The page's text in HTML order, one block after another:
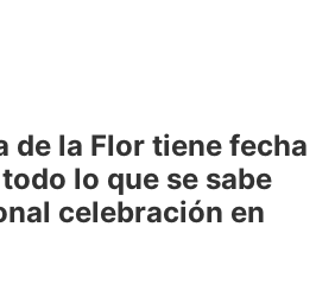
de la Flor tiene fecha
lo que se sabe
celebración en